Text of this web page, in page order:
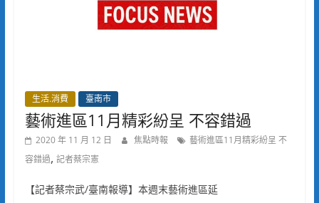
生活.消費 臺南市
藝術進區11月精彩紛呈 不容錯過
2020 年 11 月 12 日 焦點時報
藝術進區11月精彩紛呈 不
容錯過, 記者蔡宗憲
【記者蔡宗武/臺南報導】本週末藝術進區延